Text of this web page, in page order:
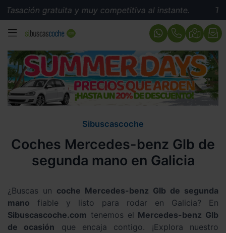
gratuita y muy competitiva al instante.
MENÚ
Sibuscascoche
Coches Mercedes-benz Glb de
segunda mano en Galicia
¿Buscas un coche Mercedes-benz Glb de segunda
mano fiable y listo para rodar en Galicia? En
Sibuscascoche.com tenemos el Mercedes-benz Glb
de ocasión que encaja contigo. ¡Explora nuestro